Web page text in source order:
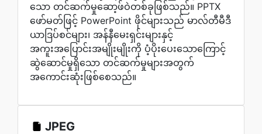
သော တင်ဆက်မှုဆော့ဖ်ဝဲတစ်ခုဖြစ်သည်။ PPTX
ဖော်မတ်ဖြင့် PowerPoint ဖိုင်များသည် မာလ်တီမီဒီ
ယာဒြပ်စင်များ၊ အန်နီမေးရှင်းများနှင့်
အကူးအပြောင်းအမျိုးမျိုးကို ပံ့ပိုးပေးသောကြောင့်
ဆွဲဆောင်မှုရှိသော တင်ဆက်မှုများအတွက်
အကောင်းဆုံးဖြစ်စေသည်။
JPEG